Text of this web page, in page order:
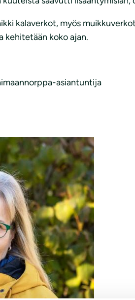
kalaverkot, myös
kehitetään koko ajan.
asiantuntija